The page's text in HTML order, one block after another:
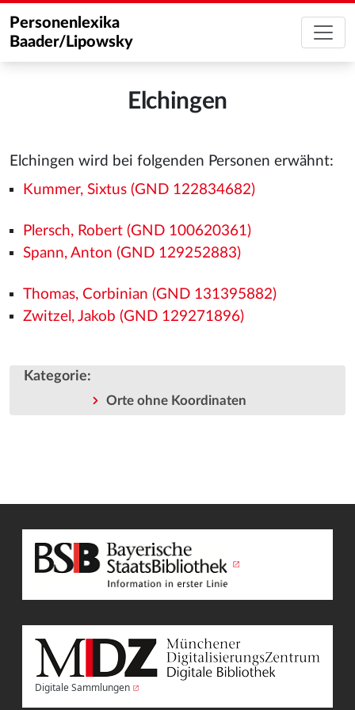
Personenlexika
Baader/Lipowsky
Elchingen
Elchingen wird bei folgenden Personen erwähnt:
Kummer, Sixtus (GND 122834682)
Plersch, Robert (GND 100620361)
Spann, Anton (GND 129252883)
Thomas, Corbinian (GND 131395882)
Zwitzel, Jakob (GND 129271896)
Kategorie:
Orte ohne Koordinaten
Digitale Sammlungen